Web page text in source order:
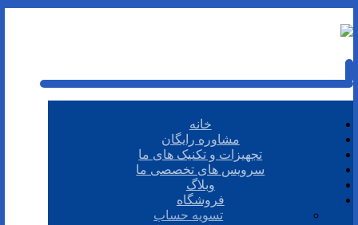
خانه
مشاوره رایگان
تجهیزات و تکنیک های ما
سرویس های تخصصی ما
وبلاگ
فروشگاه
تسویه حساب